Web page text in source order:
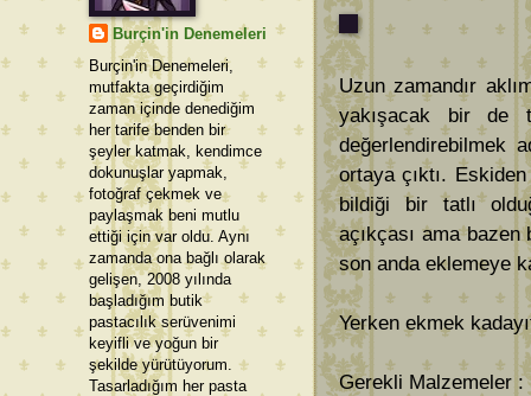
Uzun zamandır
yakışacak bir de
değerlendirebilmek
ortaya çıktı.
bildiği bir tatlı
açıkçası ama
son anda eklemeye
Yerken ekmek
Gerekli Malzemeler :
Burçin'in Denemeleri
Burçin'in Denemeleri,
mutfakta geçirdiğim
zaman içinde denediğim
her tarife benden bir
şeyler katmak, kendimce
dokunuşlar yapmak,
fotoğraf çekmek ve
paylaşmak beni mutlu
ettiği için var oldu. Aynı
zamanda ona bağlı olarak
gelişen, 2008 yılında
başladığım butik
pastacılık serüvenimi
keyifli ve yoğun bir
şekilde yürütüyorum.
Tasarladığım her pasta